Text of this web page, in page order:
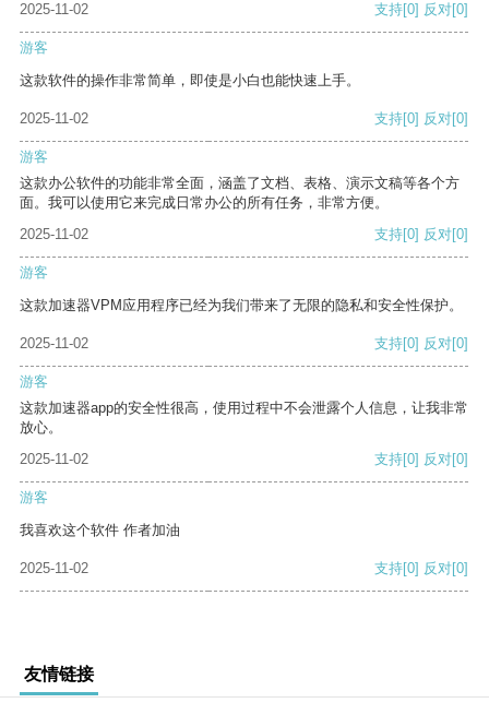
2025-11-02 支持[0] 反对[0]
游客
这款软件的操作非常简单，即使是小白也能快速上手。
2025-11-02 支持[0] 反对[0]
游客
这款办公软件的功能非常全面，涵盖了文档、表格、演示文稿等各个方
面。我可以使用它来完成日常办公的所有任务，非常方便。
2025-11-02
支持[0] 反对[0]
游客
这款加速器VPM应用程序已经为我们带来了无限的隐私和安全性保护。
2025-11-02 支持[0] 反对[0]
游客
这款加速器app的安全性很高，使用过程中不会泄露个人信息，让我非常
放心。
2025-11-02
支持[0] 反对[0]
游客
我喜欢这个软件 作者加油
2025-11-02 支持[0] 反对[0]
友情链接